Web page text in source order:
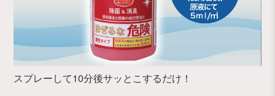
スプレーして10分後サッとこするだけ！